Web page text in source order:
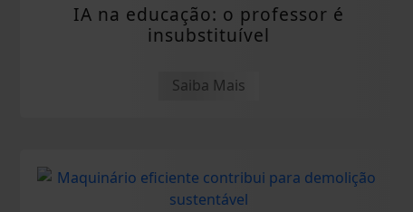
IA na educação: o professor é
insubstituível
Saiba Mais